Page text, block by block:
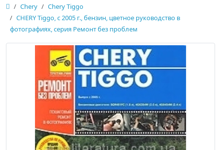
Chery
Chery Tiggo
CHERY Tiggo, с 2005 г., бензин, цветное руководство в
фотографиях, серия Ремонт без проблем